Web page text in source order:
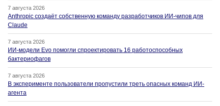
7 августа 2026
Anthropic создаёт собственную команду разработчиков ИИ-чипов для
Claude
7 августа 2026
ИИ-модели Evo помогли спроектировать 16 работоспособных
бактериофагов
7 августа 2026
В эксперименте пользователи пропустили треть опасных команд ИИ-
агента